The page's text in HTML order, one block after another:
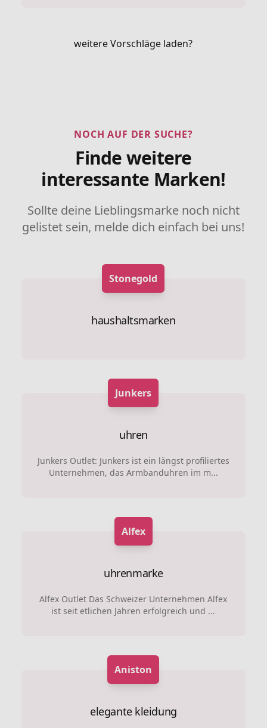
weitere Vorschläge laden?
NOCH AUF DER SUCHE?
Finde weitere
interessante Marken!
Sollte deine Lieblingsmarke noch nicht
gelistet sein, melde dich einfach bei uns!
Stonegold
haushaltsmarken
Junkers
uhren
Junkers Outlet: Junkers ist ein längst profiliertes
Unternehmen, das Armbanduhren im m...
Alfex
uhrenmarke
Alfex Outlet Das Schweizer Unternehmen Alfex
ist seit etlichen Jahren erfolgreich und ...
Aniston
elegante kleidung